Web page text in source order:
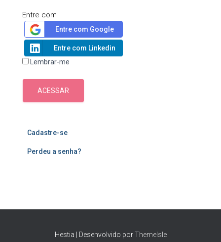
Entre com
Entre com Google
Entre com Linkedin
Lembrar-me
ACESSAR
Cadastre-se
Perdeu a senha?
Hestia | Desenvolvido porThemeIsle